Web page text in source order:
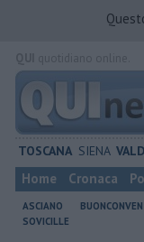
TOSCANA SIENA
Home Cronaca
ASCIANO
SOVICILLE